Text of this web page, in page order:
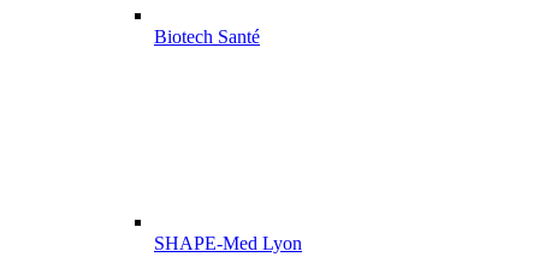
Biotech Santé
SHAPE-Med Lyon